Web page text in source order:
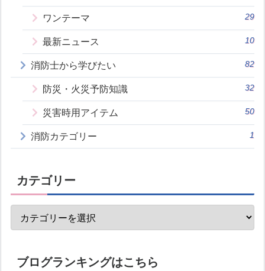
ワンテーマ 29
最新ニュース 10
消防士から学びたい 82
防災・火災予防知識 32
災害時用アイテム 50
消防カテゴリー 1
カテゴリー
ブログランキングはこちら